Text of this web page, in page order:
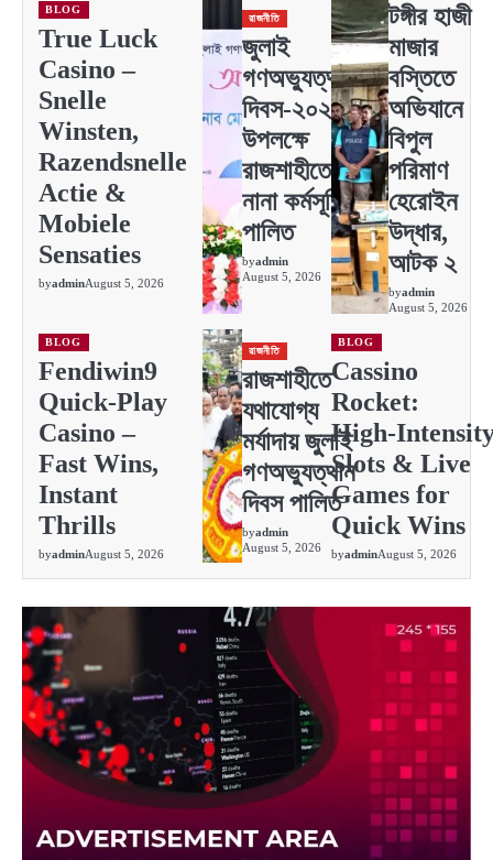
BLOG
True Luck
Casino –
Snelle
Winsten,
Razendsnelle
Actie &
Mobiele
Sensaties
byadminAugust 5, 2026
রাজনীতি
জুলাই
গণঅভ্যুত্থান
দিবস-২০২৬
উপলক্ষে
রাজশাহীতে
নানা কর্মসূচি
পালিত
byadmin
August 5, 2026
টঙ্গীর হাজী
মাজার
বস্তিতে
অভিযানে
বিপুল
পরিমাণ
হেরোইন
উদ্ধার,
আটক ২
byadmin
August 5, 2026
BLOG
Fendiwin9
Quick‑Play
Casino –
Fast Wins,
Instant
Thrills
byadminAugust 5, 2026
রাজনীতি
রাজশাহীতে
যথাযোগ্য
মর্যাদায় জুুলাই
গণঅভ্যুত্থান
দিবস পালিত
byadmin
August 5, 2026
BLOG
Cassino
Rocket:
Slots & Live
Games for
Quick Wins
byadminAugust 5, 2026